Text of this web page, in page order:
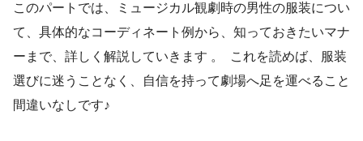
このパートでは、ミュージカル観劇時の男性の服装につい
て、具体的なコーディネート例から、知っておきたいマナ
ーまで、詳しく解説していきます 。 これを読めば、服装
選びに迷うことなく、自信を持って劇場へ足を運べること
間違いなしです♪